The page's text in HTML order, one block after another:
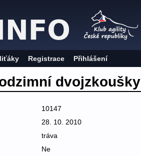
Registrace Přihlášení
dvojzkoušky
10147
28. 10. 2010
tráva
Ne